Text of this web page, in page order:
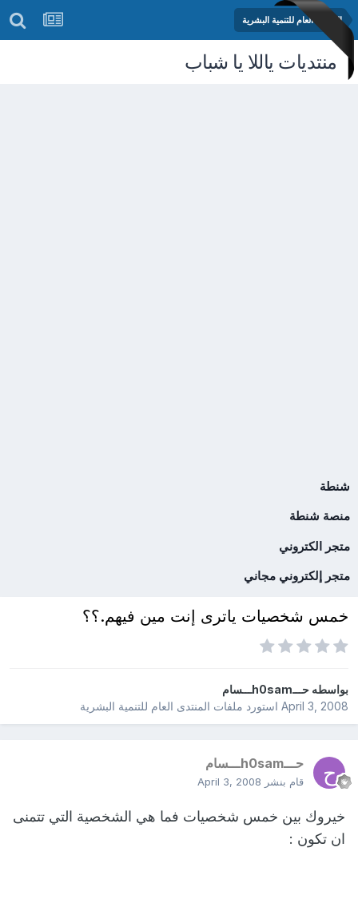
المنتدى العام للتنمية البشرية
منتديات ياللا يا شباب
شنطة
منصة شنطة
متجر الكتروني
متجر إلكتروني مجاني
خمس شخصيات ياترى إنت مين فيهم.؟؟
بواسطهحـــh0samـــسام
April 3, 2008استورد ملفات المنتدى العام للتنمية البشرية
حـــh0samـــسام
قام بنشر April 3, 2008
خيروك بين خمس شخصيات فما هي الشخصية التي تتمنى
ان تكون :